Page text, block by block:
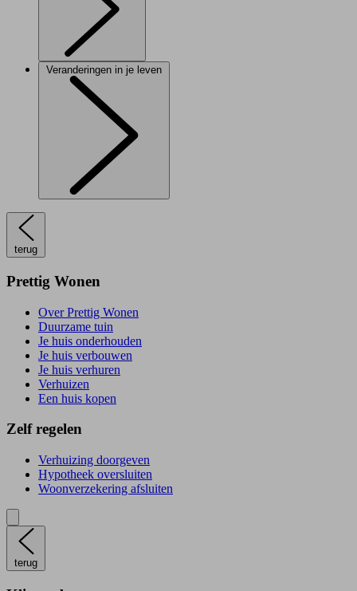
Veranderingen in je leven
terug
Prettig Wonen
Over Prettig Wonen
Duurzame tuin
Je huis onderhouden
Je huis verbouwen
Je huis verhuren
Verhuizen
Een huis kopen
Zelf regelen
Verhuizing doorgeven
Hypotheek oversluiten
Woonverzekering afsluiten
terug